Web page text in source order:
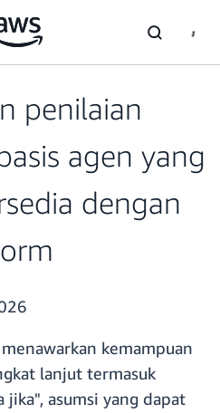
penilaian
agen yang
dengan
kemampuan
lanjut termasuk
jika", asumsi yang dapat